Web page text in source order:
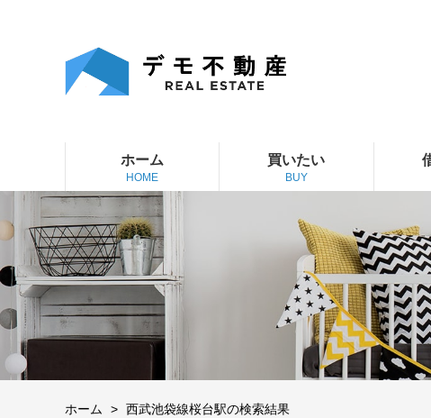
ホーム
HOME
買いたい
BUY
ホーム 西武池袋線桜台駅の検索結果